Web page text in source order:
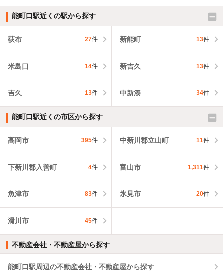
能町口駅近くの駅から探す
荻布 27件 新能町 13件
米島口 14件 新吉久 13件
吉久 13件 中新湊 34件
能町口駅近くの市区から探す
高岡市 395件 中新川郡立山町 11件
下新川郡入善町 4件 富山市 1,311件
魚津市 83件 氷見市 20件
滑川市 45件
不動産会社・不動産屋から探す
能町口駅周辺の不動産会社・不動産屋から探す